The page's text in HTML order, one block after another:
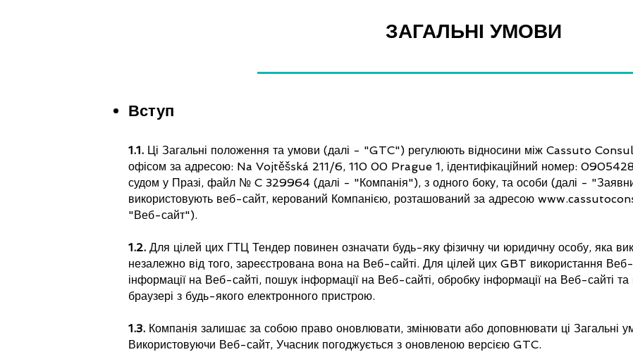
ЗАГАЛЬНІ УМОВИ
Вступ
1.1. Ці Загальні положення та умови (далі - "GTC") регулюють відносини між Cassuto
офісом за адресою: Na Vojtěšská 211/6, 110 00 Prague 1, ідентифікаційний номер:
судом у Празі, файл № C 329964 (далі - "Компанія"), з одного боку, та особи (далі -
використовують веб-сайт, керований Компанією, розташований за адресою
"Веб-сайт").
1.2. Для цілей цих ГТЦ Тендер повинен означати будь-яку фізичну чи юридичну особу, яка
незалежно від того, зареєстрована вона на Веб-сайті. Для цілей цих GBT використання
інформації на Веб-сайті, пошук інформації на Веб-сайті, обробку інформації на Веб-сайті
браузері з будь-якого електронного пристрою.
1.3. Компанія залишає за собою право оновлювати, змінювати або доповнювати ці Загальні
Використовуючи Веб-сайт, Учасник погоджується з оновленою версією GTC.